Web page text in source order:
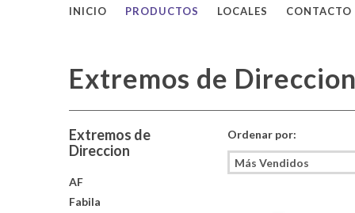
INICIO PRODUCTOS LOCALES CONTACTO
Extremos de
Extremos de
Direccion
AF
Fabila
Ordenar por: